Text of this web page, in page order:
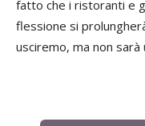
fatto che i ristoranti e
flessione si
usciremo, ma non sarà